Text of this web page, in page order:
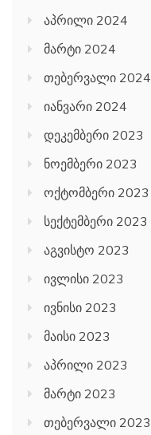
აპრილი 2024
მარტი 2024
თებერვალი 2024
იანვარი 2024
დეკემბერი 2023
ნოემბერი 2023
ოქტომბერი 2023
სექტემბერი 2023
აგვისტო 2023
ივლისი 2023
ივნისი 2023
მაისი 2023
აპრილი 2023
მარტი 2023
თებერვალი 2023